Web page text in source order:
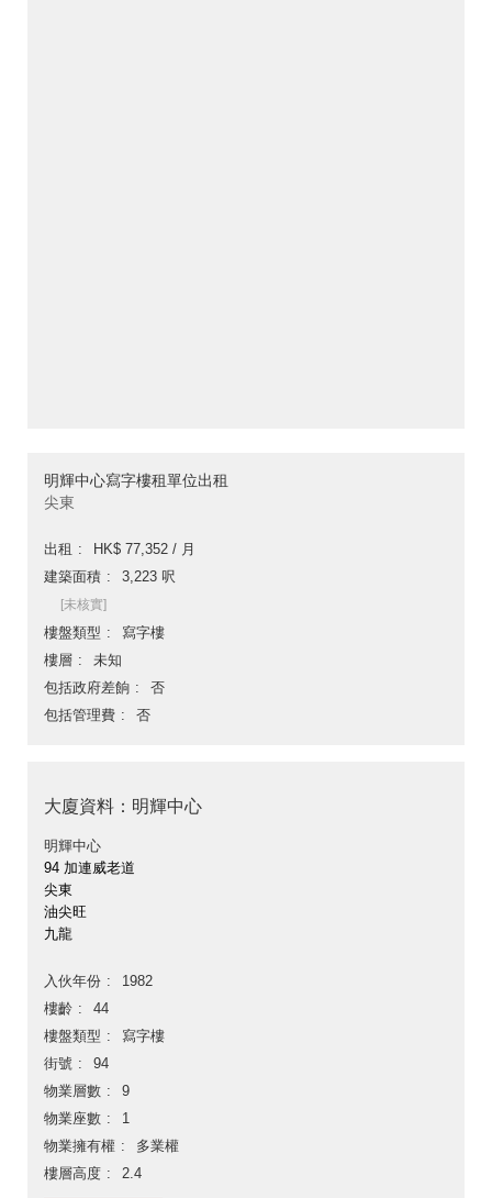
明輝中心寫字樓租單位出租
尖東
出租
HK$ 77,352 / 月
建築面積
3,223 呎
[未核實]
樓盤類型
寫字樓
樓層
未知
包括政府差餉
否
包括管理費
否
大廈資料：明輝中心
明輝中心
94 加連威老道
尖東
油尖旺
九龍
入伙年份
1982
樓齡
44
樓盤類型
寫字樓
街號
94
物業層數
9
物業座數
1
物業擁有權
多業權
樓層高度
2.4